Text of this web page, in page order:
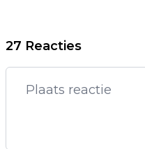
27 Reacties